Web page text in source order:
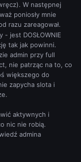
W następnej
poniosły mnie
razu zareagował.
- jest DOSŁOWNIE
tak jak powinni.
admin przy full
nie patrząc na to, co
większego do
zapycha slota i
aktywnych i
nic nie robią.
admina